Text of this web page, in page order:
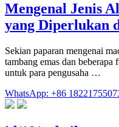
Mengenal Jenis
yang Diperlukan
Sekian paparan mengenai
tambang emas dan beberapa
untuk para pengusaha …
WhatsApp: +86